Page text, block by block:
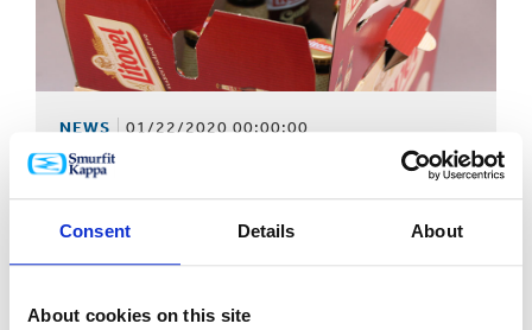
Consent Details About
About cookies on this site
NEWS 01/22/2020 00:00:00
Le leadership de Smurfit Kappa en matière de durabilité
et d'innovation récompensé par 8 WorldStar Awards